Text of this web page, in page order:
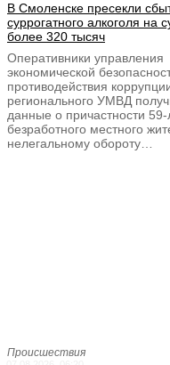
В Смоленске пресекли
суррогатного алкоголя на
более 320 тысяч
Оперативники управления
экономической
противодействия
регионального УМВД
данные о причастности 59-
безработного местного
нелегальному обороту…
Происшествия